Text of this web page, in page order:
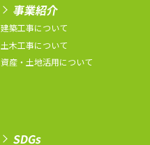
事業紹介
建築工事について
土木工事について
資産・土地活用について
SDGs